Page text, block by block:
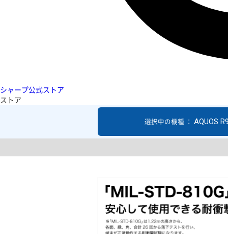
シャープ公式ストア
ストア
選択中の機種 ： AQUOS